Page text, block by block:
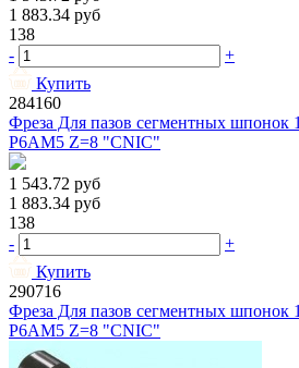
1 883.34 руб
138
-
+
Купить
284160
Фреза Для пазов сегментных шпонок
Р6АМ5 Z=8 "CNIC"
1 543.72 руб
1 883.34 руб
138
-
+
Купить
290716
Фреза Для пазов сегментных шпонок
Р6АМ5 Z=8 "CNIC"